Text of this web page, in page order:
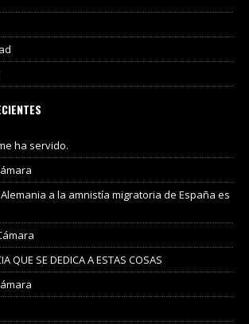
ha servido.
a la amnistía migratoria de España es
QUE SE DEDICA A ESTAS COSAS